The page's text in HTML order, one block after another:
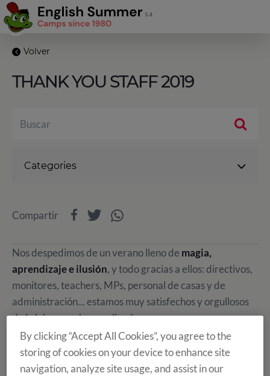
Volver
THANK YOU STAFF 2019
Nos despedimos de un verano lleno de magia,
aprendizaje e ilusión, y todo gracias a ellos: directivos,
monitores, teachers, MPs, personal de casas y de
administración... estamos muy satisfechos y orgullosos
de la labor que han realizado.
La gran diferencia de nuestros campamentos es
el enorme equipo humano que tenemos. Gracias a
Categories
Compartir
By clicking “Accept All Cookies”, you agree to the
storing of cookies on your device to enhance site
navigation, analyze site usage, and assist in our